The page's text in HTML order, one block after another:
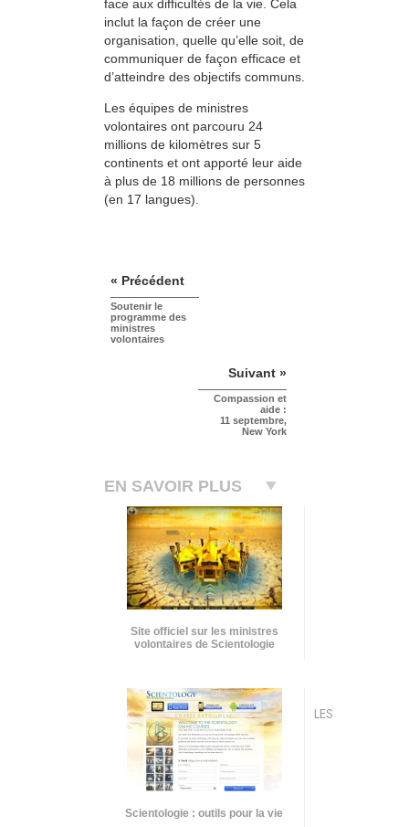
face aux difficultés de la vie. Cela
inclut la façon de créer une
organisation, quelle qu’elle soit, de
communiquer de façon efficace et
d’atteindre des objectifs communs.
Les équipes de ministres
volontaires ont parcouru 24
millions de kilomètres sur 5
continents et ont apporté leur aide
à plus de 18 millions de personnes
(en 17 langues).
« Précédent
Soutenir le
programme des
ministres
volontaires
Suivant »
Compassion et
aide :
11 septembre,
New York
EN SAVOIR PLUS
Site officiel sur les ministres
volontaires de Scientologie
Scientologie : outils pour la vie
LES